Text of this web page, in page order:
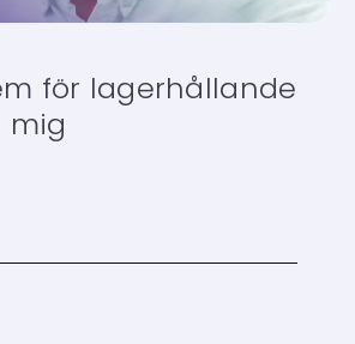
för lagerhållande
mig